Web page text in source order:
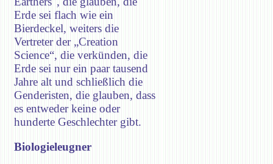
Erde sei flach wie ein
Bierdeckel, weiters die
Vertreter der „Creation
Science“, die verkünden, die
Erde sei nur ein paar tausend
Jahre alt und schließlich die
Genderisten, die glauben, dass
es entweder keine oder
hunderte Geschlechter gibt.
Biologieleugner